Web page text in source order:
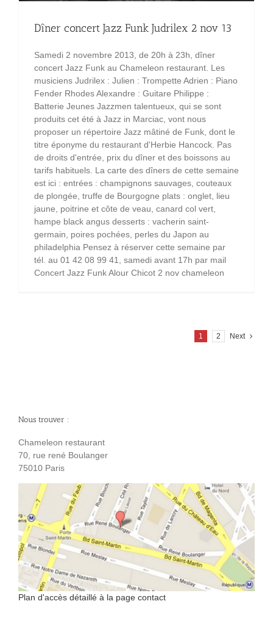
Dîner concert Jazz Funk Judrilex 2 nov 13
Samedi 2 novembre 2013, de 20h à 23h, dîner
concert Jazz Funk au Chameleon restaurant. Les
musiciens Judrilex : Julien : Trompette Adrien : Piano
Fender Rhodes Alexandre : Guitare Philippe :
Batterie Jeunes Jazzmen talentueux, qui se sont
produits cet été à Jazz in Marciac, vont nous
proposer un répertoire Jazz mâtiné de Funk, dont le
titre éponyme du restaurant d'Herbie Hancock. Pas
de droits d'entrée, prix du dîner et des boissons au
tarifs habituels. La carte des dîners de cette semaine
est ici : entrées : champignons sauvages, couteaux
de plongée, truffe de Bourgogne plats : onglet, lieu
jaune, poitrine et côte de veau, canard col vert,
hampe black angus desserts : vacherin saint-
germain, poires pochées, perles du Japon au
philadelphia Pensez à réserver cette semaine par
tél. au 01 42 08 99 41, samedi avant 17h par mail
Concert Jazz Funk Alour Chicot 2 nov chameleon
1 2 Next
Nous trouver :
Chameleon restaurant
70, rue rené Boulanger
75010 Paris
Plan d'accès détaillé à la page contact